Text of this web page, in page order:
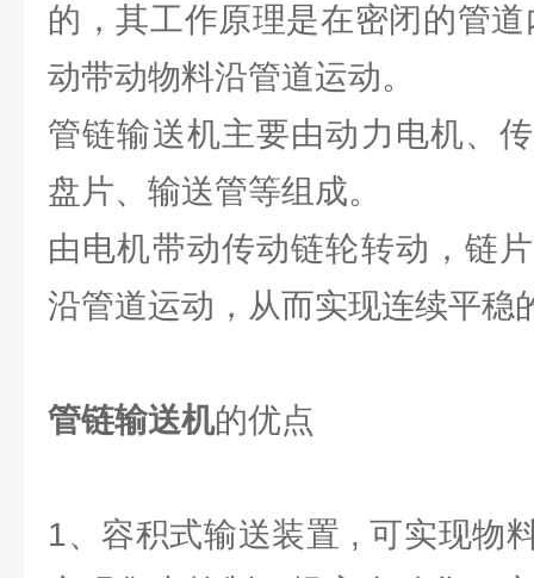
的，其工作原理是在密闭的管道
动带动物料沿管道运动。
管链输送机主要由动力电机、
盘片、输送管等组成。
由电机带动传动链轮转动，链
沿管道运动，从而实现连续平稳
管链输送机的优点
1、容积式输送装置 , 可实现物